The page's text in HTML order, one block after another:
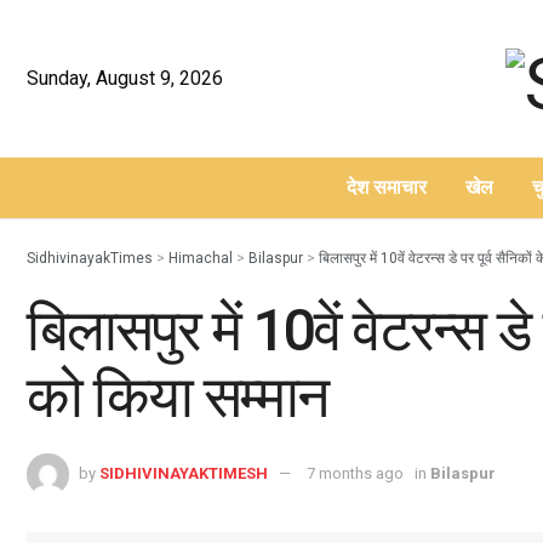
Sunday, August 9, 2026
देश समाचार खेल
SidhivinayakTimes > Himachal > Bilaspur > बिलासपुर में 10वें वेटरन्स डे पर पूर्व सैनिकों
बिलासपुर में 10वें वेटरन्स डे
को किया सम्मान
by SIDHIVINAYAKTIMESH 7 months ago in Bilaspur